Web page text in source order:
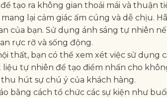
tạo ra không gian thoải mái và thuận
lại cảm giác ấm cúng và dễ chịu.
của bạn. Sử dụng ánh sáng tự nhiên
rực rỡ và sống động.
thất, bạn có thể xem xét việc sử dụng
tự nhiên để tạo điểm nhấn cho
hút sự chú ý của khách hàng.
bằng cách tổ chức các sự kiện như